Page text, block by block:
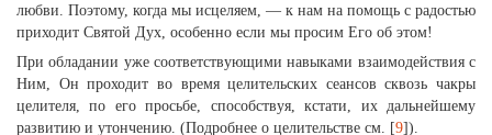
любви. Поэтому, когда мы исцеляем, — к нам на помощь с радостью
приходит Святой Дух, особенно если мы просим Его об этом!
При обладании уже соответствующими навыками взаимодействия с
Ним, Он проходит во время целительских сеансов сквозь чакры
целителя, по его просьбе, способствуя, кстати, их дальнейшему
развитию и утончению. (Подробнее о целительстве см. [9]).